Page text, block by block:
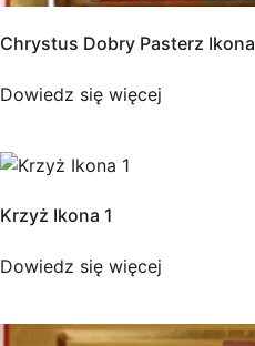
Chrystus Dobry Pasterz Ikona
Dowiedz się więcej
Krzyż Ikona 1
Dowiedz się więcej